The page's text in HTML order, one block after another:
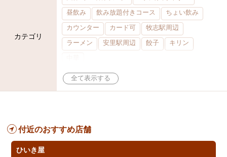
カテゴリ
昼飲み 飲み放題付きコース ちょい飲み
カウンター カード可 牧志駅周辺
ラーメン 安里駅周辺 餃子 キリン
付近のおすすめ店舗
ひいき屋